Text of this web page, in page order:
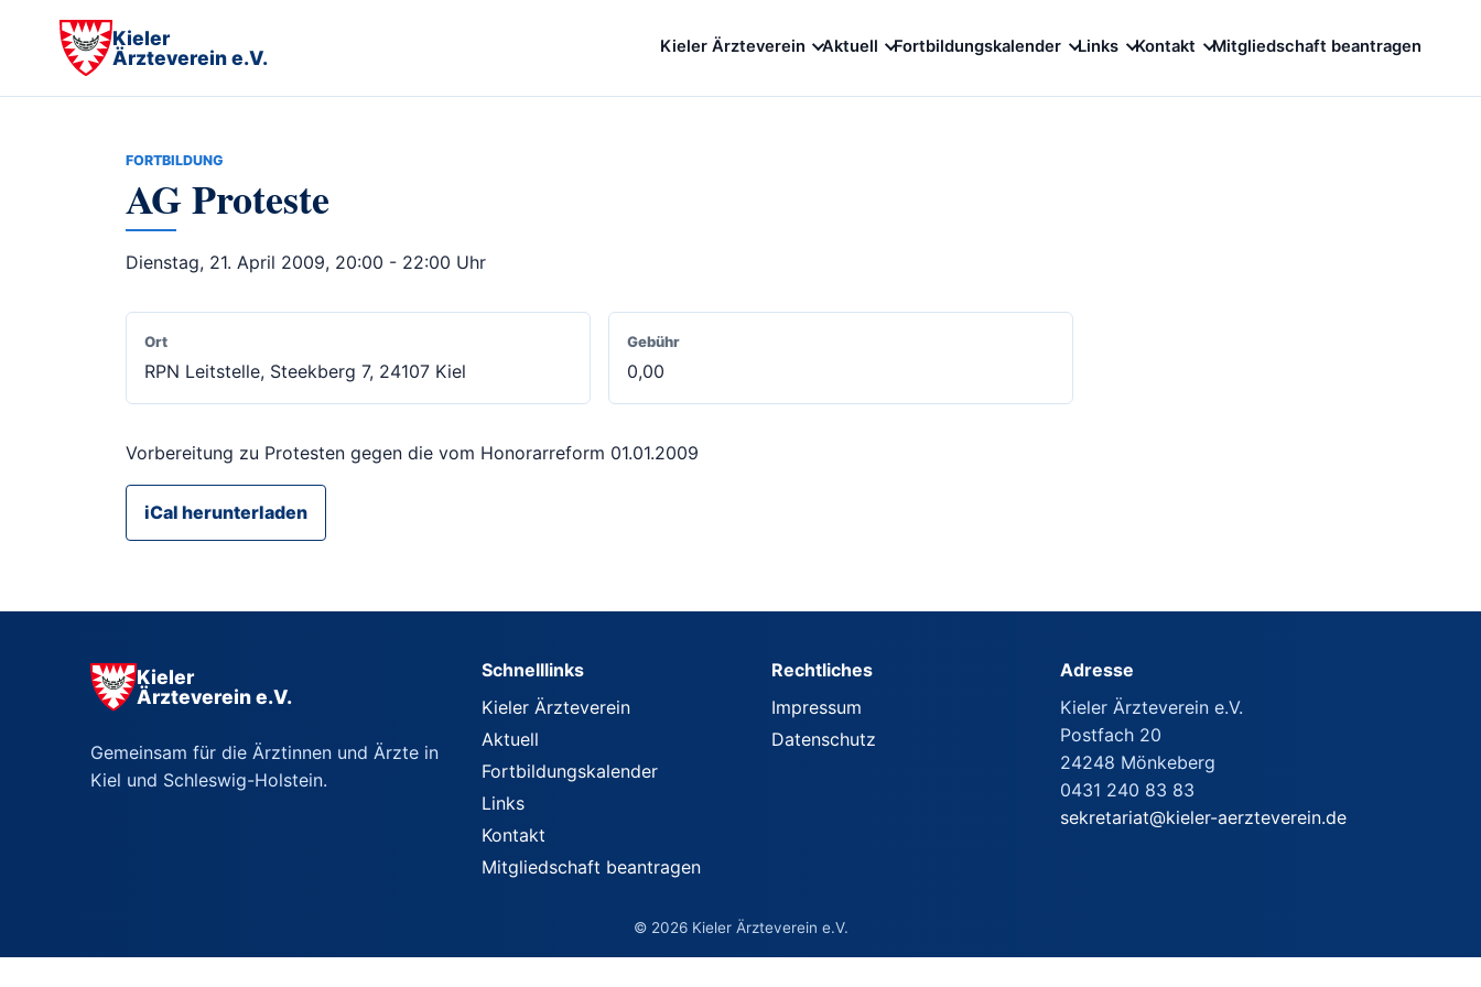
Kieler
Ärzteverein e.V.
Kieler Ärzteverein Aktuell Fortbildungskalender Links Kontakt Mitgliedschaft beantragen
FORTBILDUNG
AG Proteste
Dienstag, 21. April 2009, 20:00 - 22:00 Uhr
Ort
RPN Leitstelle, Steekberg 7, 24107 Kiel
Gebühr
0,00
Vorbereitung zu Protesten gegen die vom Honorarreform 01.01.2009
iCal herunterladen
Kieler
Ärzteverein e.V.
Gemeinsam für die Ärztinnen und Ärzte in
Kiel und Schleswig-Holstein.
Schnelllinks
Kieler Ärzteverein
Aktuell
Fortbildungskalender
Links
Kontakt
Mitgliedschaft beantragen
Rechtliches
Impressum
Datenschutz
Adresse
Kieler Ärzteverein e.V.
Postfach 20
24248 Mönkeberg
0431 240 83 83
sekretariat@kieler-aerzteverein.de
© 2026 Kieler Ärzteverein e.V.